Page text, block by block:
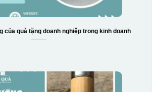
của quà tặng doanh nghiệp trong kinh doanh